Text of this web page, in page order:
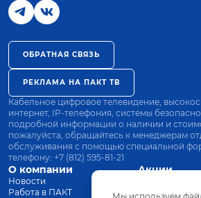
О компании
Новости
Работа в ПАКТ
Акции
Оплата
ОБРАТНАЯ СВЯЗЬ
РЕКЛАМА НА ПАКТ ТВ
Кабельное цифровое телевидение,
интернет, IP-телефония, системы
подробной информации о наличии и
пожалуйста, обращайтесь к менеджерам
обслуживания с помощью специальной
телефону: +7 (812) 595-81-21